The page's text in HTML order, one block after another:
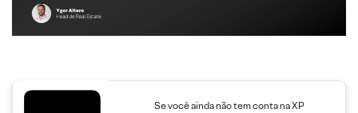
Se você ainda não tem conta na XP